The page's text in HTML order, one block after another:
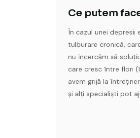
Ce putem
În cazul unei
tulburare cronică,
nu încercăm să
care cresc între flori
avem grijă la
și alți specialiști pot